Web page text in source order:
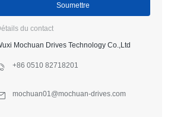
Soumettre
du contact
Mochuan Drives Technology Co.,Ltd
+86 0510 82718201
mochuan01@mochuan-drives.com